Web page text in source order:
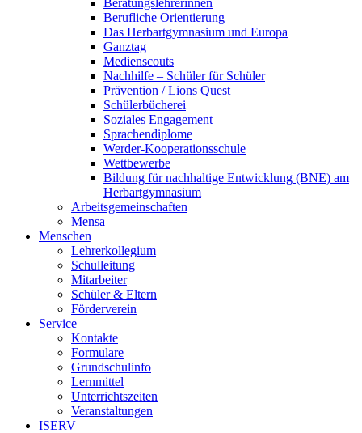
Beratungslehrerinnen
Berufliche Orientierung
Das Herbartgymnasium und Europa
Ganztag
Medienscouts
Nachhilfe – Schüler für Schüler
Prävention / Lions Quest
Schülerbücherei
Soziales Engagement
Sprachendiplome
Werder-Kooperationsschule
Wettbewerbe
Bildung für nachhaltige Entwicklung (BNE) am
Herbartgymnasium
Arbeitsgemeinschaften
Mensa
Menschen
Lehrerkollegium
Schulleitung
Mitarbeiter
Schüler & Eltern
Förderverein
Service
Kontakte
Formulare
Grundschulinfo
Lernmittel
Unterrichtszeiten
Veranstaltungen
ISERV